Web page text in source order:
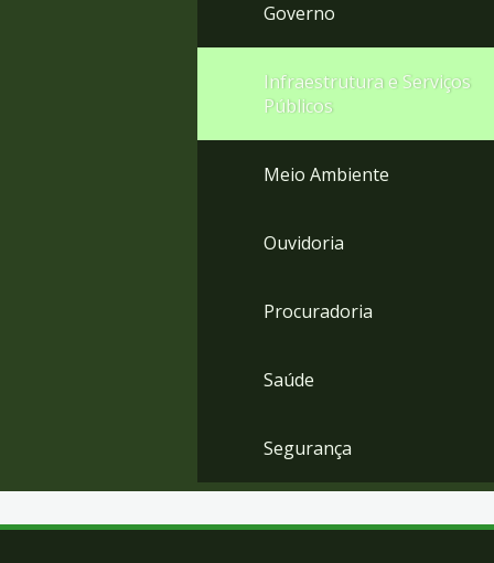
Governo
Infraestrutura e Serviços
Públicos
Meio Ambiente
Ouvidoria
Procuradoria
Saúde
Segurança